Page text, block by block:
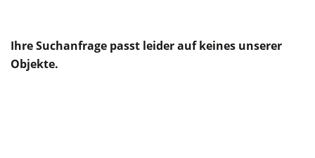
Ihre Suchanfrage passt leider auf keines unserer
Objekte.